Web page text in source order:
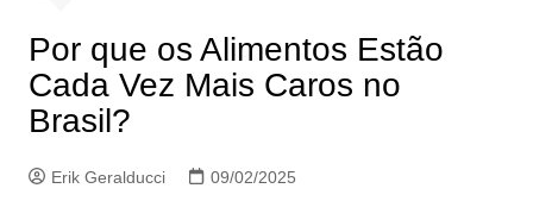
Por que os Alimentos Estão
Cada Vez Mais Caros no
Brasil?
Erik Geralducci 09/02/2025